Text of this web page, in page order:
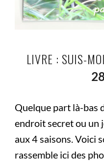
LIVRE : SUIS-
Quelque part là-bas
endroit secret ou un
aux 4 saisons. Voici
rassemble ici des